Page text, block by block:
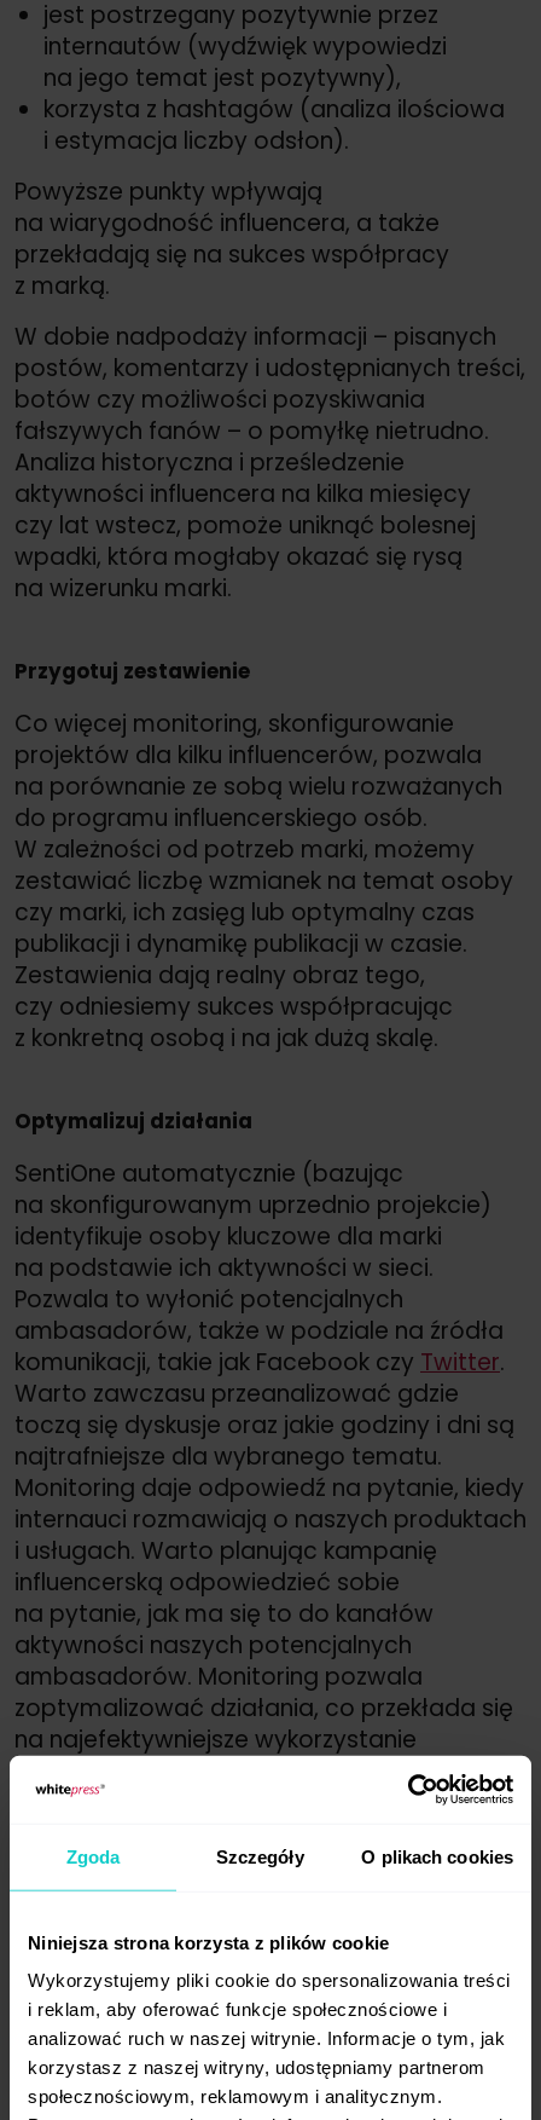
Zgoda Szczegóły O plikach cookies
Niniejsza strona korzysta z plików cookie
Wykorzystujemy pliki cookie do spersonalizowania treści
i reklam, aby oferować funkcje społecznościowe i
analizować ruch w naszej witrynie. Informacje o tym, jak
korzystasz z naszej witryny, udostępniamy partnerom
społecznościowym, reklamowym i analitycznym.
jest postrzegany pozytywnie przez
internautów (wydźwięk wypowiedzi
na jego temat jest pozytywny),
korzysta z hashtagów (analiza ilościowa
i estymacja liczby odsłon).
Powyższe punkty wpływają
na wiarygodność influencera, a także
przekładają się na sukces współpracy
z marką.
W dobie nadpodaży informacji – pisanych
postów, komentarzy i udostępnianych treści,
botów czy możliwości pozyskiwania
fałszywych fanów – o pomyłkę nietrudno.
Analiza historyczna i prześledzenie
aktywności influencera na kilka miesięcy
czy lat wstecz, pomoże uniknąć bolesnej
wpadki, która mogłaby okazać się rysą
na wizerunku marki.
Przygotuj zestawienie
Co więcej monitoring, skonfigurowanie
projektów dla kilku influencerów, pozwala
na porównanie ze sobą wielu rozważanych
do programu influencerskiego osób.
W zależności od potrzeb marki, możemy
zestawiać liczbę wzmianek na temat osoby
czy marki, ich zasięg lub optymalny czas
publikacji i dynamikę publikacji w czasie.
Zestawienia dają realny obraz tego,
czy odniesiemy sukces współpracując
z konkretną osobą i na jak dużą skalę.
Optymalizuj działania
SentiOne automatycznie (bazując
na skonfigurowanym uprzednio projekcie)
identyfikuje osoby kluczowe dla marki
na podstawie ich aktywności w sieci.
Pozwala to wyłonić potencjalnych
ambasadorów, także w podziale na źródła
komunikacji, takie jak Facebook czy Twitter.
Warto zawczasu przeanalizować gdzie
toczą się dyskusje oraz jakie godziny i dni są
najtrafniejsze dla wybranego tematu.
Monitoring daje odpowiedź na pytanie, kiedy
internauci rozmawiają o naszych produktach
i usługach. Warto planując kampanię
influencerską odpowiedzieć sobie
na pytanie, jak ma się to do kanałów
aktywności naszych potencjalnych
ambasadorów. Monitoring pozwala
zoptymalizować działania, co przekłada się
na najefektywniejsze wykorzystanie
benefitów płynących ze współpracy
z influencerem.
Aleksandra Witkowska– Senior Social Media Specialist w click
community